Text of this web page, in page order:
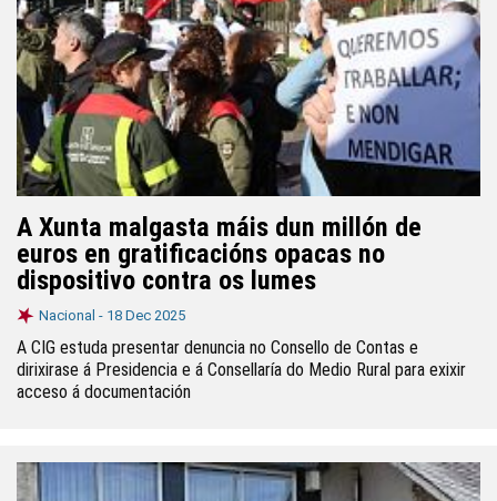
A Xunta malgasta máis dun millón de
euros en gratificacións opacas no
dispositivo contra os lumes
Nacional - 18 Dec 2025
A CIG estuda presentar denuncia no Consello de Contas e
dirixirase á Presidencia e á Consellaría do Medio Rural para exixir
acceso á documentación